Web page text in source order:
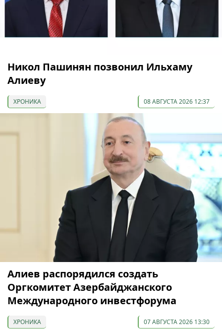
Никол Пашинян позвонил Ильхаму
Алиеву
ХРОНИКА 08 АВГУСТА 2026 12:37
Алиев распорядился создать
Оргкомитет Азербайджанского
Международного инвестфорума
ХРОНИКА 07 АВГУСТА 2026 13:30